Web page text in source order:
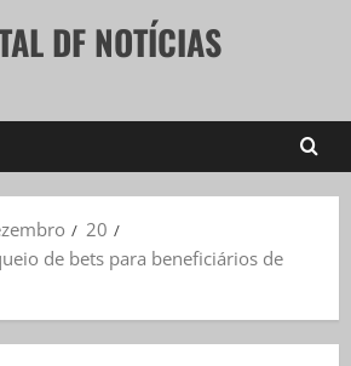
DF NOTÍCIAS
20
de bets para beneficiários de